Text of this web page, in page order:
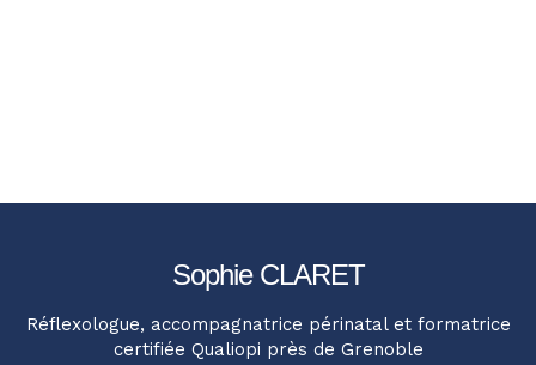
Sophie CLARET
Réflexologue, accompagnatrice périnatal et formatrice
certifiée Qualiopi près de Grenoble